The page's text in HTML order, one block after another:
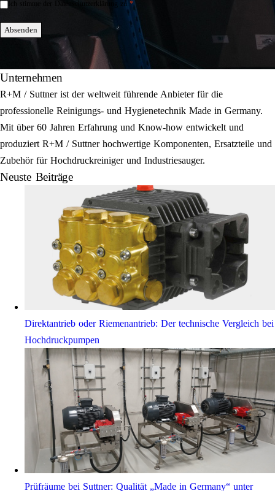
Einwilligung
Ich stimme der Datenschutzerklärung zu.*
Absenden
Unternehmen
R+M / Suttner ist der weltweit führende Anbieter für die
professionelle Reinigungs- und Hygienetechnik Made in Germany.
Mit über 60 Jahren Erfahrung und Know-how entwickelt und
produziert R+M / Suttner hochwertige Komponenten, Ersatzteile und
Zubehör für Hochdruckreiniger und Industriesauger.
Neuste Beiträge
Direktantrieb oder Riemenantrieb: Der technische Vergleich bei
Hochdruckpumpen
Prüfräume bei Suttner: Qualität „Made in Germany“ unter